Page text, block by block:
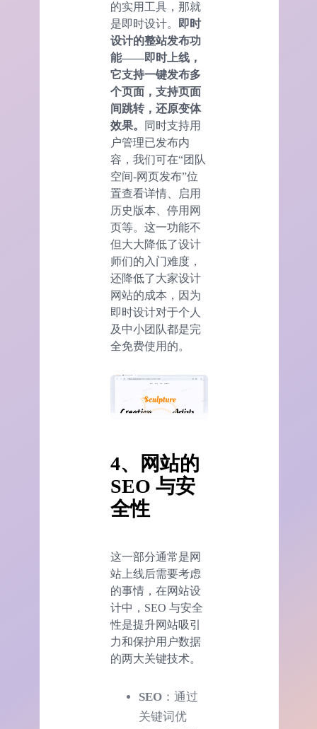
的实用工具，那就
是即时设计。
即时
设计的整站发布功
能——即时上线，
它支持一键发布多
个页面，支持页面
间跳转，还原变体
效果。
同时支持用
户管理已发布内
容，我们可在“团队
空间-网页发布”位
置查看详情、启用
历史版本、停用网
页等。这一功能不
但大大降低了设计
师们的入门难度，
还降低了大家设计
网站的成本，因为
即时设计对于个人
及中小团队都是完
全免费使用的。
4、网站的
SEO 与安
全性
这一部分通常是网
站上线后需要考虑
的事情，在网站设
计中，SEO 与安全
性是提升网站吸引
力和保护用户数据
的两大关键技术。
SEO ：通过
关键词优